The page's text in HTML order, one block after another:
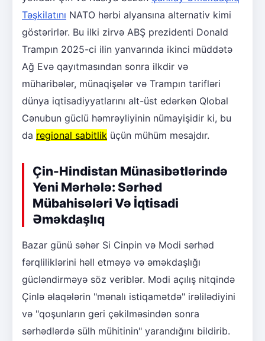
Təşkilatını NATO hərbi alyansına alternativ kimi
göstərirlər. Bu ilki zirvə ABŞ prezidenti Donald
Trampın 2025-ci ilin yanvarında ikinci müddətə
Ağ Evə qayıtmasından sonra ilkdir və
müharibələr, münaqişələr və Trampın tarifləri
dünya iqtisadiyyatlarını alt-üst edərkən Qlobal
Cənubun güclü həmrəyliyinin nümayişidir ki, bu
da regional sabitlik üçün mühüm mesajdır.
Çin-Hindistan Münasibətlərində
Yeni Mərhələ: Sərhəd
Mübahisələri Və İqtisadi
Əməkdaşlıq
Bazar günü səhər Si Cinpin və Modi sərhəd
fərqliliklərini həll etməyə və əməkdaşlığı
gücləndirməyə söz veriblər. Modi açılış nitqində
Çinlə əlaqələrin "mənalı istiqamətdə" irəlilədiyini
və "qoşunların geri çəkilməsindən sonra
sərhədlərdə sülh mühitinin" yarandığını bildirib.